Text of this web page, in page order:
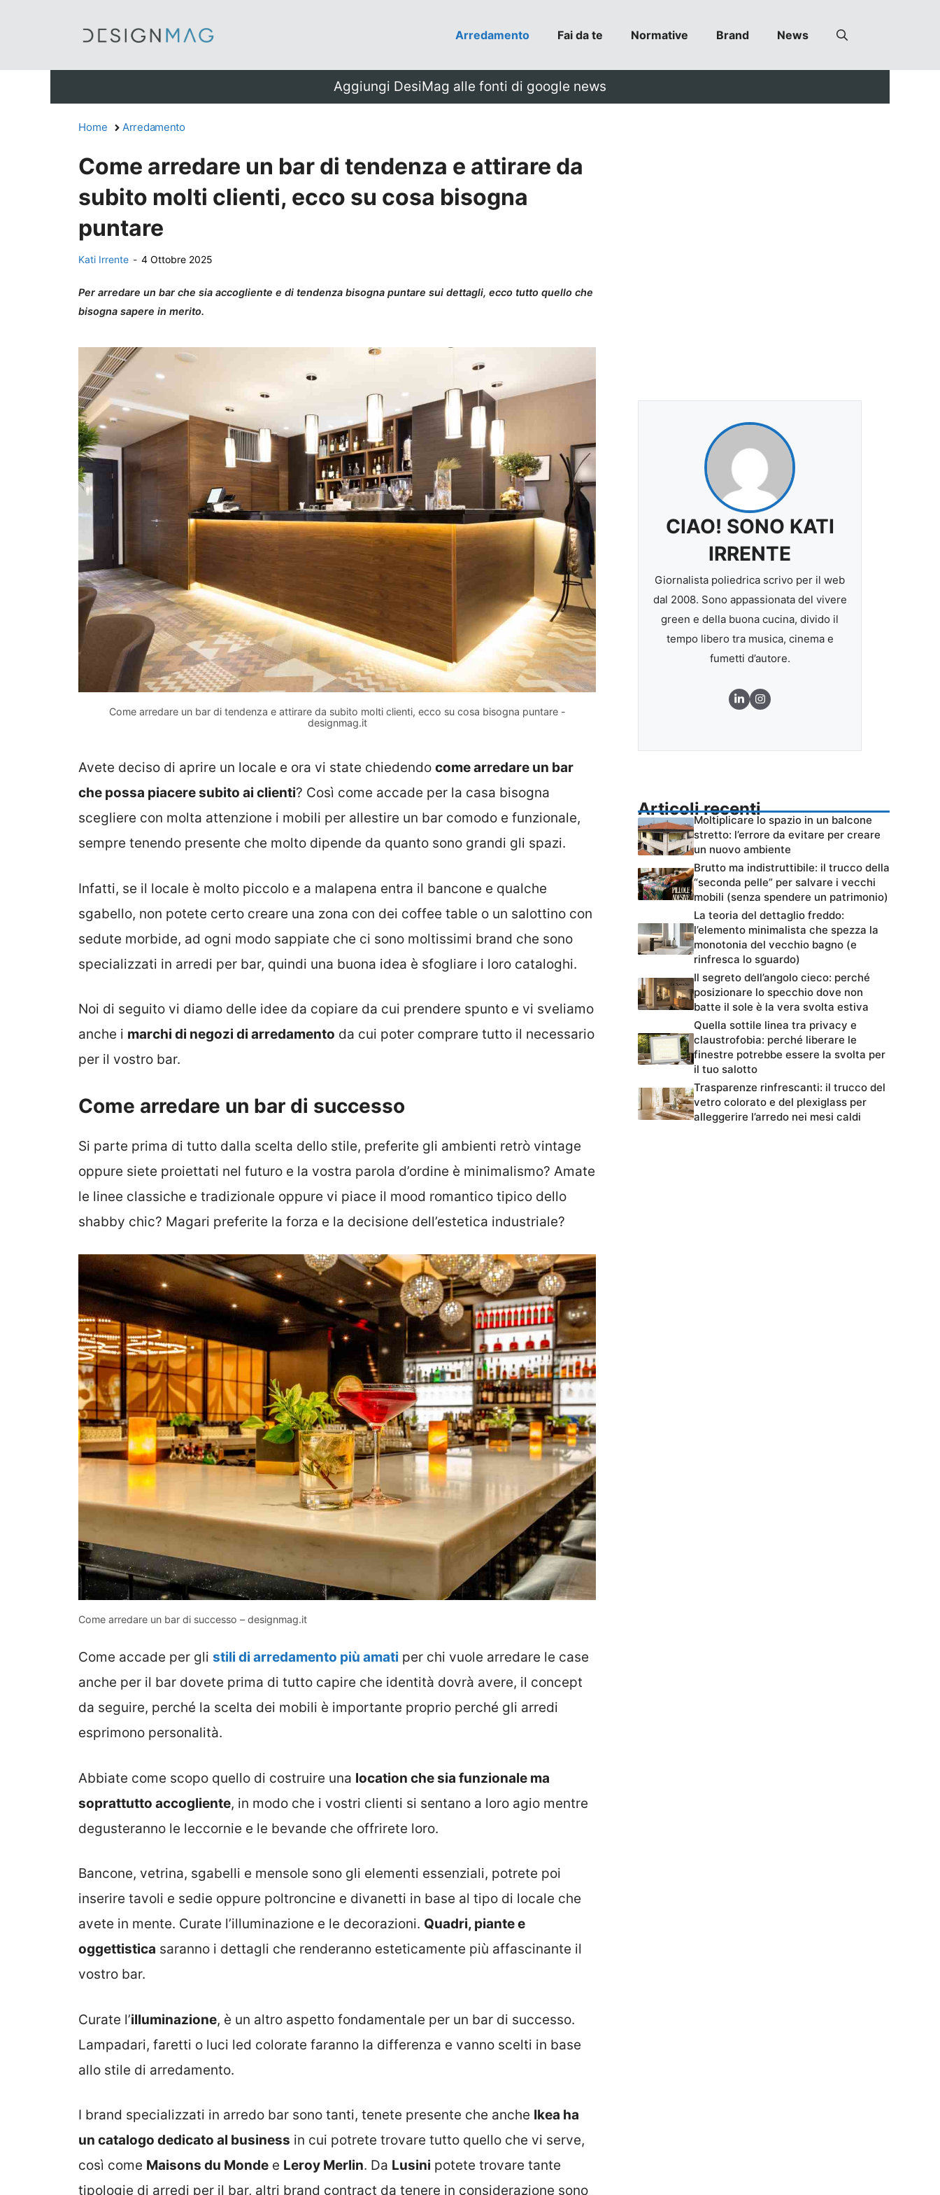
Arredamento Fai da te Normative Brand News
Aggiungi DesiMag alle fonti di google news
Home Arredamento
Come arredare un bar di tendenza e attirare da
subito molti clienti, ecco su cosa bisogna
puntare
Kati Irrente - 4 Ottobre 2025
Per arredare un bar che sia accogliente e di tendenza bisogna puntare sui dettagli, ecco tutto quello che
bisogna sapere in merito.
Come arredare un bar di tendenza e attirare da subito molti clienti, ecco su cosa bisogna puntare -
designmag.it
Avete deciso di aprire un locale e ora vi state chiedendo come arredare un bar
che possa piacere subito ai clienti? Così come accade per la casa bisogna
scegliere con molta attenzione i mobili per allestire un bar comodo e funzionale,
sempre tenendo presente che molto dipende da quanto sono grandi gli spazi.
Infatti, se il locale è molto piccolo e a malapena entra il bancone e qualche
sgabello, non potete certo creare una zona con dei coffee table o un salottino con
sedute morbide, ad ogni modo sappiate che ci sono moltissimi brand che sono
specializzati in arredi per bar, quindi una buona idea è sfogliare i loro cataloghi.
Noi di seguito vi diamo delle idee da copiare da cui prendere spunto e vi sveliamo
anche i marchi di negozi di arredamento da cui poter comprare tutto il necessario
per il vostro bar.
Come arredare un bar di successo
Si parte prima di tutto dalla scelta dello stile, preferite gli ambienti retrò vintage
oppure siete proiettati nel futuro e la vostra parola d’ordine è minimalismo? Amate
le linee classiche e tradizionale oppure vi piace il mood romantico tipico dello
shabby chic? Magari preferite la forza e la decisione dell’estetica industriale?
Come arredare un bar di successo – designmag.it
Come accade per gli stili di arredamento più amati per chi vuole arredare le case
anche per il bar dovete prima di tutto capire che identità dovrà avere, il concept
da seguire, perché la scelta dei mobili è importante proprio perché gli arredi
esprimono personalità.
Abbiate come scopo quello di costruire una location che sia funzionale ma
soprattutto accogliente, in modo che i vostri clienti si sentano a loro agio mentre
degusteranno le leccornie e le bevande che offrirete loro.
Bancone, vetrina, sgabelli e mensole sono gli elementi essenziali, potrete poi
inserire tavoli e sedie oppure poltroncine e divanetti in base al tipo di locale che
avete in mente. Curate l’illuminazione e le decorazioni. Quadri, piante e
oggettistica saranno i dettagli che renderanno esteticamente più affascinante il
vostro bar.
Curate l’illuminazione, è un altro aspetto fondamentale per un bar di successo.
Lampadari, faretti o luci led colorate faranno la differenza e vanno scelti in base
allo stile di arredamento.
I brand specializzati in arredo bar sono tanti, tenete presente che anche Ikea ha
un catalogo dedicato al business in cui potrete trovare tutto quello che vi serve,
così come Maisons du Monde e Leroy Merlin. Da Lusini potete trovare tante
tipologie di arredi per il bar, altri brand contract da tenere in considerazione sono
CIAO! SONO KATI
IRRENTE
Giornalista poliedrica scrivo per il web
dal 2008. Sono appassionata del vivere
green e della buona cucina, divido il
tempo libero tra musica, cinema e
fumetti d’autore.
Articoli recenti
Moltiplicare lo spazio in un balcone
stretto: l’errore da evitare per creare
un nuovo ambiente
Brutto ma indistruttibile: il trucco della
“seconda pelle” per salvare i vecchi
mobili (senza spendere un patrimonio)
La teoria del dettaglio freddo:
l’elemento minimalista che spezza la
monotonia del vecchio bagno (e
rinfresca lo sguardo)
Il segreto dell’angolo cieco: perché
posizionare lo specchio dove non
batte il sole è la vera svolta estiva
Quella sottile linea tra privacy e
claustrofobia: perché liberare le
finestre potrebbe essere la svolta per
il tuo salotto
Trasparenze rinfrescanti: il trucco del
vetro colorato e del plexiglass per
alleggerire l’arredo nei mesi caldi